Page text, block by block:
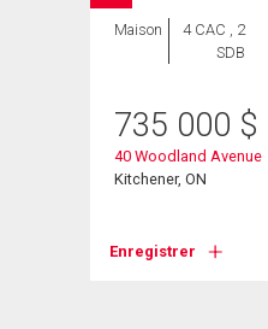
Maison
4 CAC , 2
SDB
735 000 $
40 Woodland Avenue
Kitchener, ON
Enregistrer